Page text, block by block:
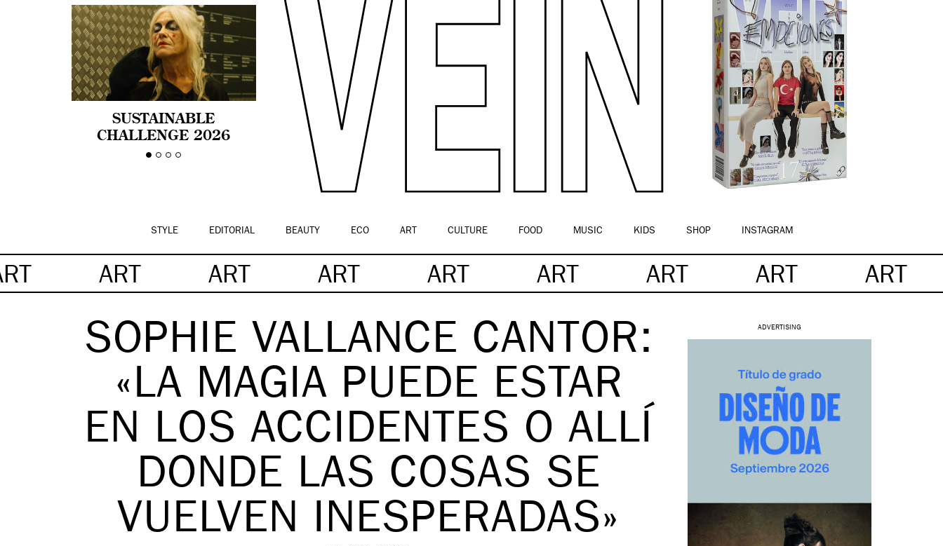
SUSTAINABLE
CHALLENGE 2026
CELEBRA LA
STYLE EDITORIAL BEAUTY ECO ART CULTURE FOOD MUSIC KIDS SHOP INSTAGRAM
ART ART ART ART ART ART ART ART
SOPHIE VALLANCE CANTOR:
«LA MAGIA PUEDE ESTAR
EN LOS ACCIDENTES O ALLÍ
DONDE LAS COSAS SE
VUELVEN INESPERADAS»
ADVERTISING